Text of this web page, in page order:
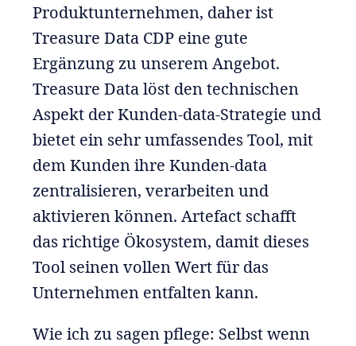
Produktunternehmen, daher ist
Treasure Data CDP eine gute
Ergänzung zu unserem Angebot.
Treasure Data löst den technischen
Aspekt der Kunden-data-Strategie und
bietet ein sehr umfassendes Tool, mit
dem Kunden ihre Kunden-data
zentralisieren, verarbeiten und
aktivieren können. Artefact schafft
das richtige Ökosystem, damit dieses
Tool seinen vollen Wert für das
Unternehmen entfalten kann.
Wie ich zu sagen pflege: Selbst wenn